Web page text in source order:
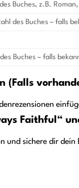
Buches, z.B.
des Buches – falls
Buches – falls
(Falls
Faithful“
und sichere dir